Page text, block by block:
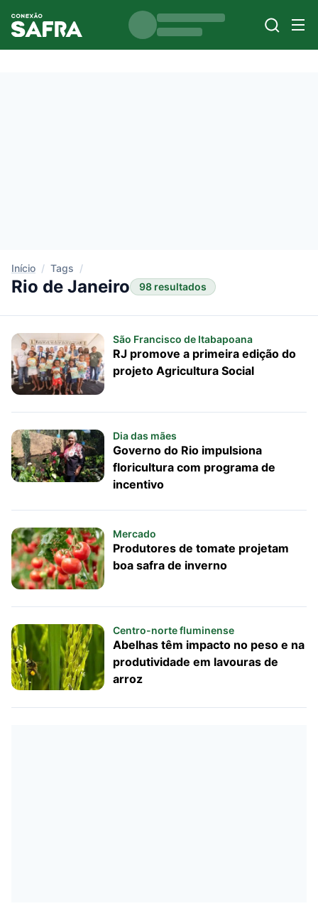
Início / Tags /
Rio de Janeiro 98 resultados
São Francisco de Itabapoana
RJ promove a primeira edição do
projeto Agricultura Social
Dia das mães
Governo do Rio impulsiona
floricultura com programa de
incentivo
Mercado
Produtores de tomate projetam
boa safra de inverno
Centro-norte fluminense
Abelhas têm impacto no peso e na
produtividade em lavouras de
arroz